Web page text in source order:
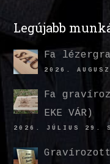
Legújabb
Fa
2026.
Fa
EKE VÁR)
2026. JÚLIUS 29.